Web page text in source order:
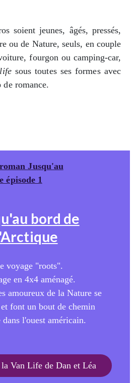
soient jeunes, âgés, pressés,
ou de Nature, seuls, en couple
fourgon ou camping-car,
sous toutes ses formes avec
de romance.
bord de
voyage "roots".
en 4x4 aménagé.
amoureux de la Nature se
font un bout de chemin
dans l'ouest américain.
la Van Life de Dan et Léa